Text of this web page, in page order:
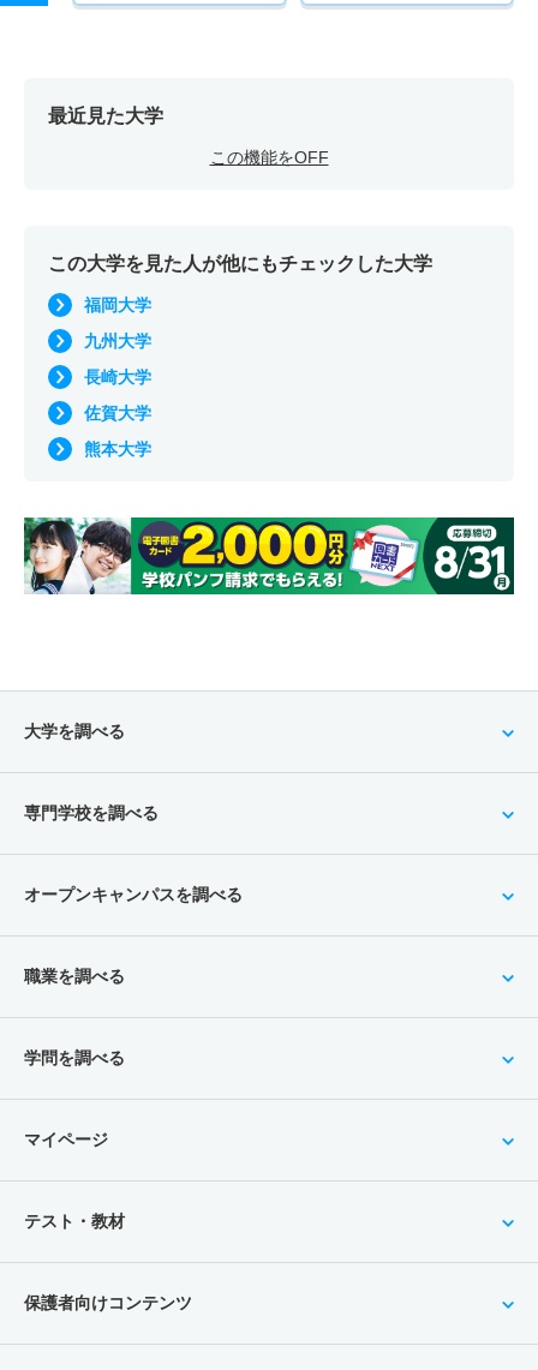
最近見た大学
この機能をOFF
この大学を見た人が他にもチェックした大学
福岡大学
九州大学
長崎大学
佐賀大学
熊本大学
大学を調べる
専門学校を調べる
オープンキャンパスを調べる
職業を調べる
学問を調べる
マイページ
テスト・教材
保護者向けコンテンツ